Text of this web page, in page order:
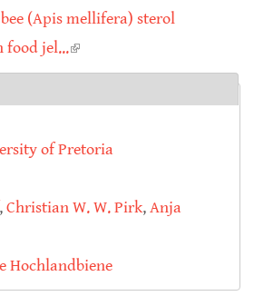
(Apis mellifera) sterol
food jel...(link is external)
of Pretoria
,Christian W. W. Pirk,Anja
Hochlandbiene